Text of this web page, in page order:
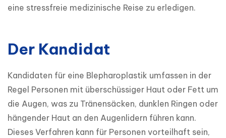
eine stressfreie medizinische Reise zu erledigen.
Der Kandidat
Kandidaten für eine Blepharoplastik umfassen in der
Regel Personen mit überschüssiger Haut oder Fett um
die Augen, was zu Tränensäcken, dunklen Ringen oder
hängender Haut an den Augenlidern führen kann.
Dieses Verfahren kann für Personen vorteilhaft sein,